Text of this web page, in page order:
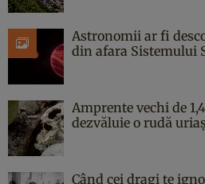
Astronomii ar fi
din afara Sistemului
Amprente vechi de
dezvăluie o rudă
Când cei dragi te